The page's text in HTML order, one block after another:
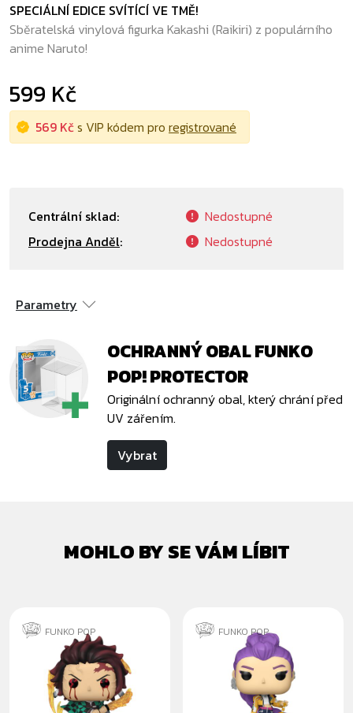
SPECIÁLNÍ EDICE SVÍTÍCÍ VE TMĚ!
Sběratelská vinylová figurka Kakashi (Raikiri) z populárního
anime Naruto!
599 Kč
569 Kčs VIP kódem pro registrované
Centrální sklad:
Nedostupné
Prodejna Anděl: Nedostupné
Parametry
OCHRANNÝ OBAL FUNKO
POP! PROTECTOR
Originální ochranný obal, který chrání před
UV zářením.
Vybrat
MOHLO BY SE VÁM LÍBIT
FUNKO POP
TANJIRO SUN
BREATHING
FUNKO POP